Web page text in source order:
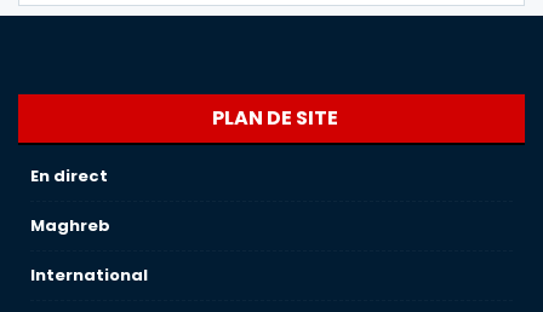
PLAN DE SITE
En direct
Maghreb
International